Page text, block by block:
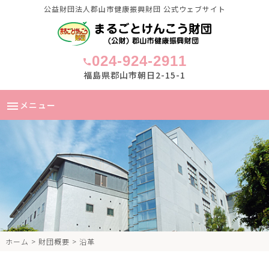
公益財団法人郡山市健康振興財団 公式ウェブサイト
call024-924-2911
福島県郡山市朝日2-15-1
menu メニュー
ホーム > 財団概要 > 沿革